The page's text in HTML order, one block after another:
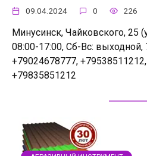
09.04.2024 0 226
Минусинск, Чайковского, 25
08:00-17:00, Сб-Вс: выходной,
+79024678777,
+79835851212